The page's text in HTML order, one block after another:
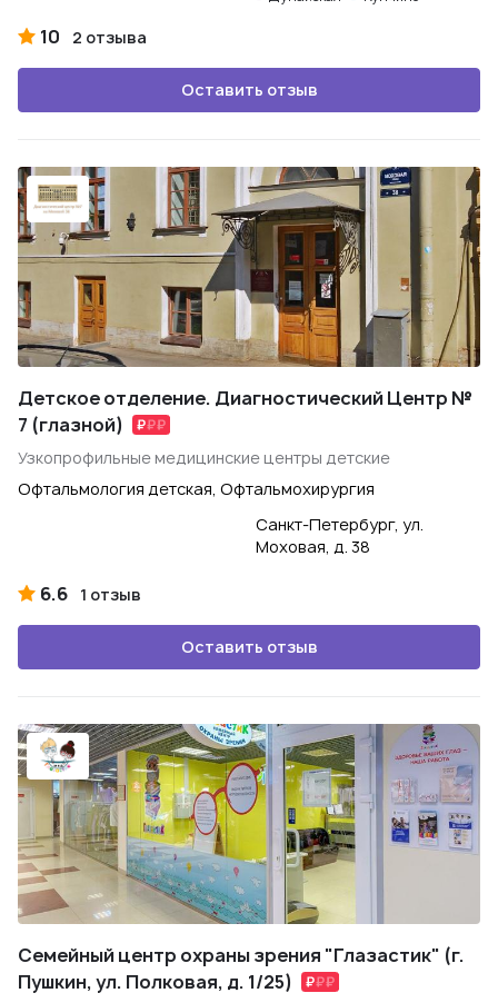
10 2 отзыва
Оставить отзыв
Детское отделение. Диагностический Центр №
7 (глазной)
Узкопрофильные медицинские центры детские
Офтальмология детская, Офтальмохирургия
Санкт-Петербург, ул.
Моховая, д. 38
6.6 1 отзыв
Оставить отзыв
Семейный центр охраны зрения "Глазастик" (г.
Пушкин, ул. Полковая, д. 1/25)